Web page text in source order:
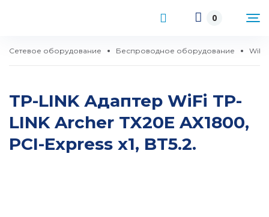
0
Сетевое оборудование Беспроводное оборудование
TP-LINK Адаптер WiFi TP-
LINK Archer TX20E AX1800,
PCI-Express x1, BT5.2.